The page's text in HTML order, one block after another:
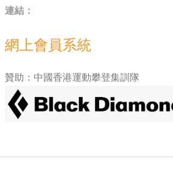
連結：
網上會員系統
贊助：中國香港運動攀登集訓隊